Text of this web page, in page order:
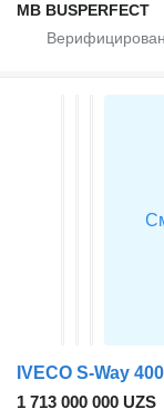
MB BUSPERFECT
1 713 000 000 UZS